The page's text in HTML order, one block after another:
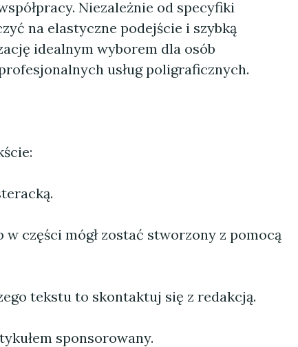
Niezależnie od specyfiki
na elastyczne podejście i szybką
idealnym wyborem dla osób
usług poligraficznych.
w części mógł zostać stworzony z pomocą
tekstu to skontaktuj się z redakcją.
sponsorowany.